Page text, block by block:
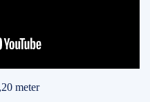
meter